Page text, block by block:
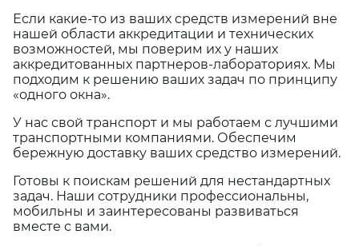
Если какие-то из ваших средств измерений вне
нашей области аккредитации и технических
возможностей, мы поверим их у наших
аккредитованных партнеров-лабораториях. Мы
подходим к решению ваших задач по принципу
«одного окна».
У нас свой транспорт и мы работаем с лучшими
транспортными компаниями. Обеспечим
бережную доставку ваших средство измерений.
Готовы к поискам решений для нестандартных
задач. Наши сотрудники профессиональны,
мобильны и заинтересованы развиваться
вместе с вами.